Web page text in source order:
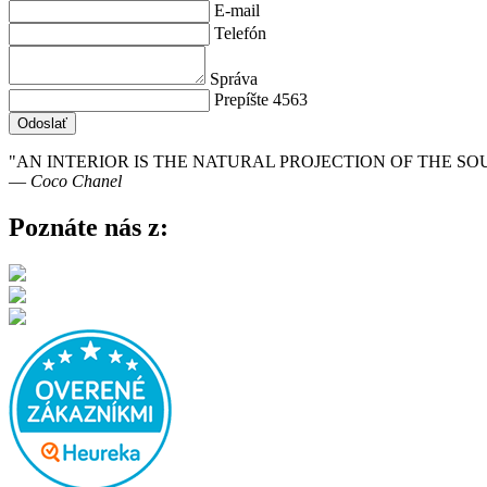
E-mail
Telefón
Správa
Prepíšte 4563
Odoslať
"AN INTERIOR IS THE NATURAL PROJECTION OF THE
― Coco Chanel
Poznáte nás z: